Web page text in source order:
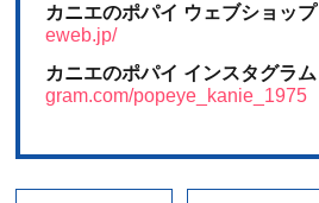
カニエのポパイ ウェブショップ
eweb.jp/
カニエのポパイ インスタグラム
gram.com/popeye_kanie_1975